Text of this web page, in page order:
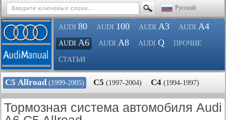
Русский
AUDI 80 AUDI 100 AUDI A3 AUDI A4
AUDI A6 AUDI A8 AUDI Q ПРОЧИЕ
СТАТЬИ
С5 Allroad (1999-2005) С5 (1997-2004) С4 (1994-1997)
Тормозная система автомобиля Audi